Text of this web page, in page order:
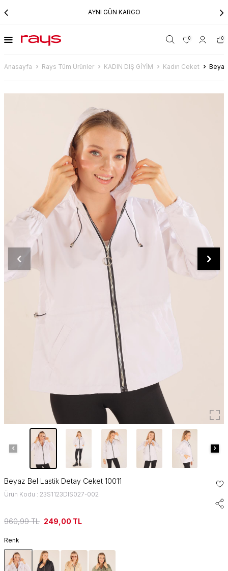
AYNI GÜN KARGO
0 0
Anasayfa Rays Tüm Ürünler KADIN DIŞ GİYİM Kadın Ceket
Beyaz Bel Lastik Detay Ceket 10011
Ürün Kodu : 23S1123DIS027-002
960,99TL 249,00 TL
Renk